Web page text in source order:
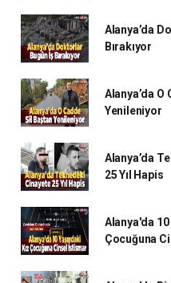
Alanya’da
Bırakıyor
Alanya’da O
Yenileniyor
Alanya’da
25 Yıl Hapis
Alanya'da 10
Çocuğuna